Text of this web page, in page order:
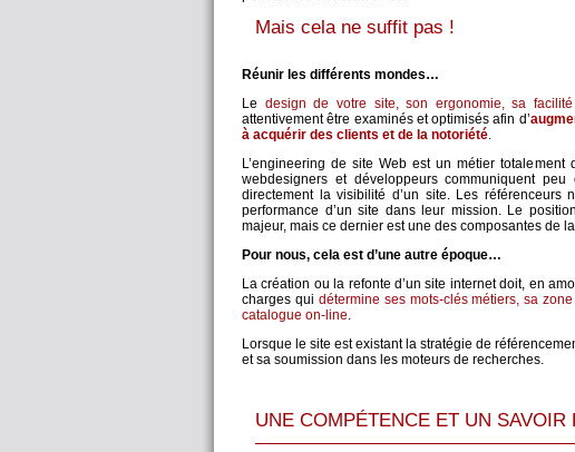
Mais cela ne suffit pas !
Réunir les différents mondes…
Le design de votre site, son ergonomie, sa
attentivement être examinés et optimisés afin d’
à acquérir des clients et de la notoriété.
L’engineering de site Web est un métier
webdesigners et développeurs communiquent
directement la visibilité d’un site. Les référenceurs
performance d’un site dans leur mission. Le
majeur, mais ce dernier est une des composantes de
Pour nous, cela est d’une autre époque…
La création ou la refonte d’un site internet doit, en
charges qui détermine ses mots-clés métiers, sa
catalogue on-line.
Lorsque le site est existant la stratégie de
et sa soumission dans les moteurs de recherches.
UNE COMPÉTENCE ET UN SAVOIR